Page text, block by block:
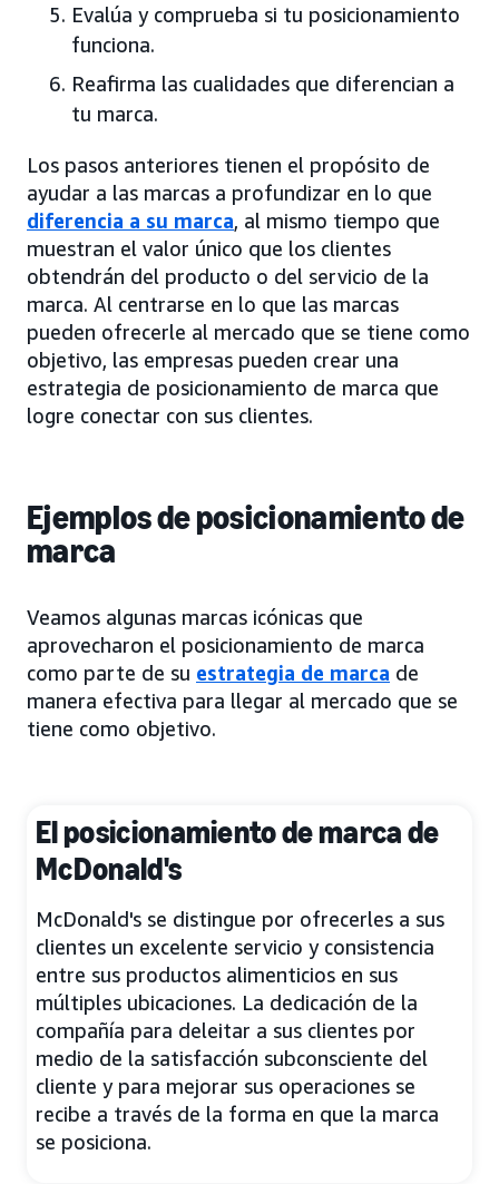
Evalúa y comprueba si tu posicionamiento
funciona.
Reafirma las cualidades que diferencian a
tu marca.
Los pasos anteriores tienen el propósito de
ayudar a las marcas a profundizar en lo que
diferencia a su marca, al mismo tiempo que
muestran el valor único que los clientes
obtendrán del producto o del servicio de la
marca. Al centrarse en lo que las marcas
pueden ofrecerle al mercado que se tiene como
objetivo, las empresas pueden crear una
estrategia de posicionamiento de marca que
logre conectar con sus clientes.
Ejemplos de posicionamiento de
marca
Veamos algunas marcas icónicas que
aprovecharon el posicionamiento de marca
como parte de su estrategia de marca de
manera efectiva para llegar al mercado que se
tiene como objetivo.
El posicionamiento de marca de
McDonald's
McDonald's se distingue por ofrecerles a sus
clientes un excelente servicio y consistencia
entre sus productos alimenticios en sus
múltiples ubicaciones. La dedicación de la
compañía para deleitar a sus clientes por
medio de la satisfacción subconsciente del
cliente y para mejorar sus operaciones se
recibe a través de la forma en que la marca
se posiciona.